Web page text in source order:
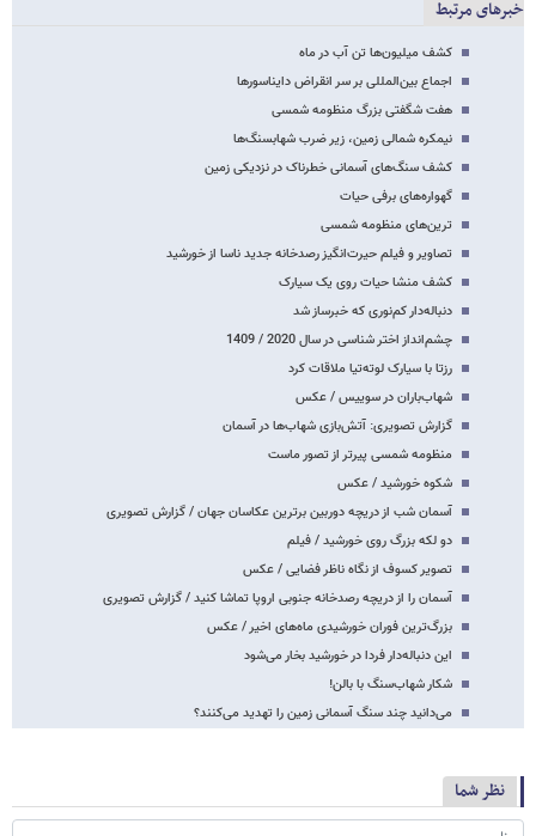
خبرهای مرتبط
کشف میلیون‌ها تن آب در ماه
اجماع بین‌المللی بر سر انقراض دایناسورها
هفت شگفتی بزرگ منظومه شمسی
نیمکره شمالی زمین، زیر ضرب شهابسنگ‌ها
کشف سنگ‌های آسمانی خطرناک در نزدیکی زمین
گهواره‌های برفی حیات
ترین‌های منظومه شمسی
تصاویر و فیلم حیرت‌انگیز رصدخانه جدید ناسا از خورشید
کشف منشا حیات روی یک سیارک
دنباله‌دار کم‌نوری که خبرساز شد
چشم‌انداز اختر شناسی در سال 2020 / 1409
رزتا با سیارک لوته‌تیا ملاقات کرد
شهاب‌باران در سوییس / عکس
گزارش تصویری: آتش‌بازی شهاب‌ها در آسمان
منظومه شمسی پیرتر از تصور ماست
شکوه خورشید / عکس
آسمان شب از دریچه دوربین برترین عکاسان جهان / گزارش تصویری
دو لکه بزرگ روی خورشید / فیلم
تصویر کسوف از نگاه ناظر فضایی / عکس
آسمان را از دریچه رصدخانه جنوبی اروپا تماشا کنید / گزارش تصویری
بزرگ‌ترین فوران خورشیدی ماه‌های اخیر / عکس
این دنباله‌دار فردا در خورشید بخار می‌شود
شکار شهاب‌سنگ با بالن!
می‌دانید چند سنگ آسمانی زمین را تهدید می‌کنند؟
نظر شما